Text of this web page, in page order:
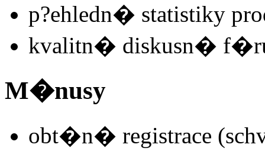
p?ehledn� statistiky
kvalitn� diskusn�
M�nusy
obt�n� registrace